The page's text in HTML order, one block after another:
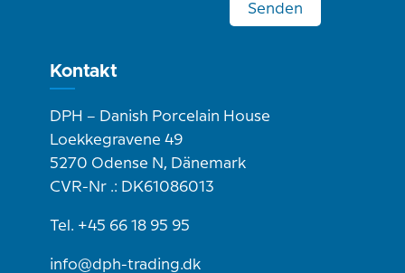
Senden
Kontakt
DPH – Danish Porcelain House
Loekkegravene 49
5270 Odense N, Dänemark
CVR-Nr .: DK61086013
Tel. +45 66 18 95 95
info@dph-trading.dk